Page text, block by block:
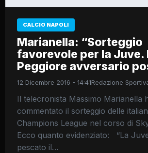
CALCIO NAPOLI
Marianella: “Sorteggio
favorevole per la Juve.
Peggiore avversario
12 Dicembre 2016 - 14:41Redazione
Il telecronista Massimo Marianella
commentato il sorteggio delle
Champions League nel corso di
Ecco quanto evidenziato: “La
pescato il…